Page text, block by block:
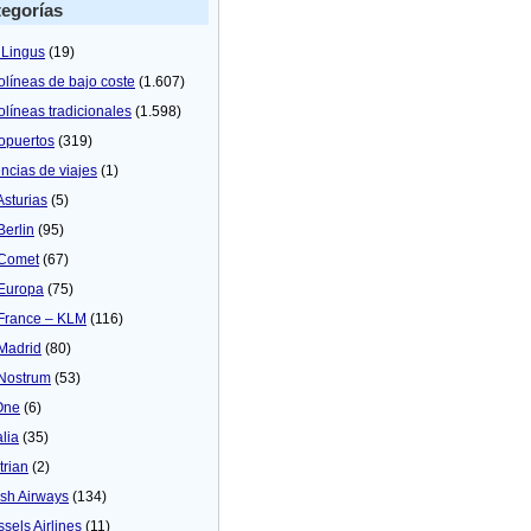
(19)
de bajo coste (1.607)
tradicionales (1.598)
(319)
de viajes (1)
(5)
(95)
(67)
(75)
– KLM (116)
(80)
(53)
(6)
(35)
(2)
Airways (134)
Airlines (11)